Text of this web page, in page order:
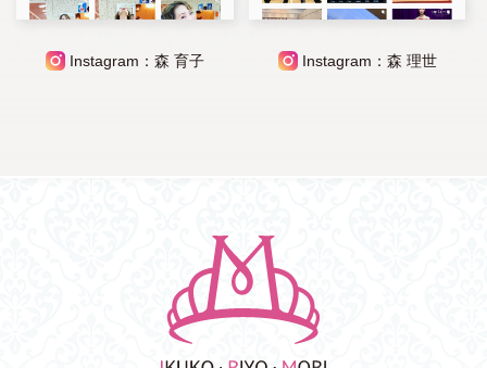
Instagram：森 育子 Instagram：森 理世